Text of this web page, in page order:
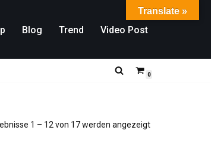
Blog Trend Video Post
0
1 – 12 von 17 werden angezeigt
Translate »